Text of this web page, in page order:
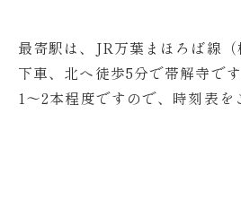
最寄駅は、JR万葉まほろば線
下車、北へ徒歩5分で帯解寺で
1〜2本程度ですので、時刻表を